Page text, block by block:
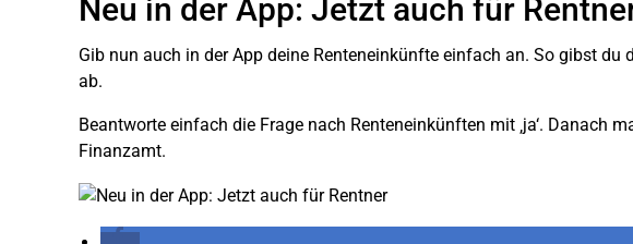
Neu in der App: Jetzt auch für
Gib nun auch in der App deine Renteneinkünfte einfach an. So gibst du
ab.
Beantworte einfach die Frage nach Renteneinkünften mit ‚ja‘. Danach
Finanzamt.